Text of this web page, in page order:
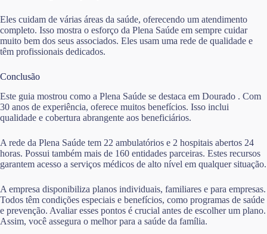
Eles cuidam de várias áreas da saúde, oferecendo um atendimento
completo. Isso mostra o esforço da Plena Saúde em sempre cuidar
muito bem dos seus associados. Eles usam uma rede de qualidade e
têm profissionais dedicados.
Conclusão
Este guia mostrou como a Plena Saúde se destaca em Dourado . Com
30 anos de experiência, oferece muitos benefícios. Isso inclui
qualidade e cobertura abrangente aos beneficiários.
A rede da Plena Saúde tem 22 ambulatórios e 2 hospitais abertos 24
horas. Possui também mais de 160 entidades parceiras. Estes recursos
garantem acesso a serviços médicos de alto nível em qualquer situação.
A empresa disponibiliza planos individuais, familiares e para empresas.
Todos têm condições especiais e benefícios, como programas de saúde
e prevenção. Avaliar esses pontos é crucial antes de escolher um plano.
Assim, você assegura o melhor para a saúde da família.